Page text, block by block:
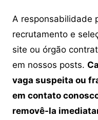
A responsabilidade
recrutamento e
site ou órgão
em nossos posts.
vaga suspeita ou
em contato
removê-la